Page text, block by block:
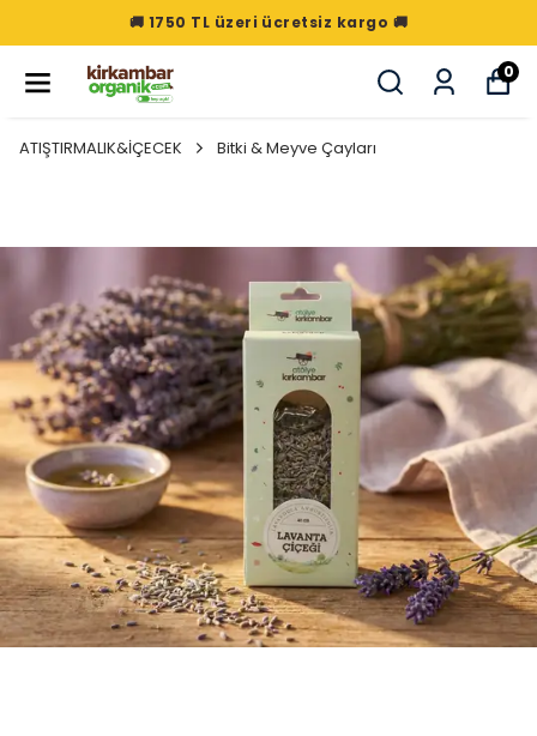
🚚 1750 TL üzeri ücretsiz kargo 🚚
0
ATIŞTIRMALIK&İÇECEK Bitki & Meyve Çayları